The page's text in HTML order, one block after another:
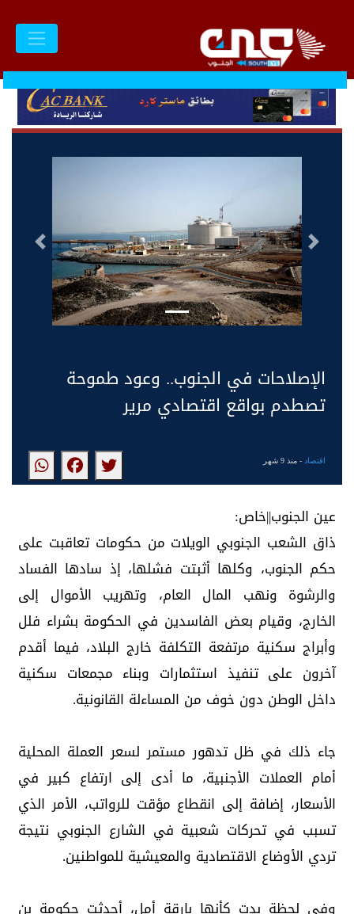
التالى السابق
الإصلاحات في الجنوب.. وعود طموحة
تصطدم بواقع اقتصادي مرير
اقتصاد - منذ 9 شهر
عين الجنوب||خاص:
ذاق الشعب الجنوبي الويلات من حكومات تعاقبت على
حكم الجنوب، وكلها أثبتت فشلها، إذ سادها الفساد
والرشوة ونهب المال العام، وتهريب الأموال إلى
الخارج، وقيام بعض الفاسدين في الحكومة بشراء فلل
وأبراج سكنية مرتفعة التكلفة خارج البلاد، فيما أقدم
آخرون على تنفيذ استثمارات وبناء مجمعات سكنية
داخل الوطن دون خوف من المساءلة القانونية.
جاء ذلك في ظل تدهور مستمر لسعر العملة المحلية
أمام العملات الأجنبية، ما أدى إلى ارتفاع كبير في
الأسعار، إضافة إلى انقطاع مؤقت للرواتب، الأمر الذي
تسبب في تحركات شعبية في الشارع الجنوبي نتيجة
تردي الأوضاع الاقتصادية والمعيشية للمواطنين.